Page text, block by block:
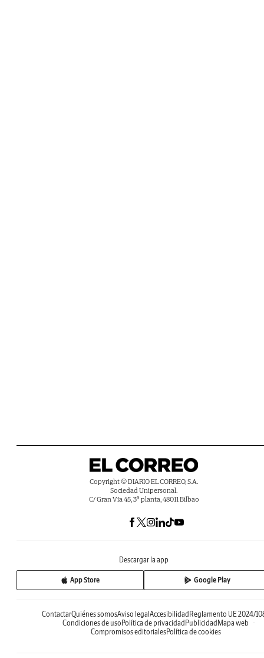
Copyright © DIARIO EL CORREO, S.A.
Sociedad Unipersonal.
C/ Gran Vía 45, 3ª planta, 48011 Bilbao
Descargar la app
App Store Google Play
ContactarQuiénes somosAviso legalAccesibilidadReglamento UE 2024/
Condiciones de usoPolítica de privacidadPublicidadMapa web
Compromisos editorialesPolítica de cookies